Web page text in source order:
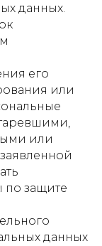
данных.
его
или
или
по защите
данных